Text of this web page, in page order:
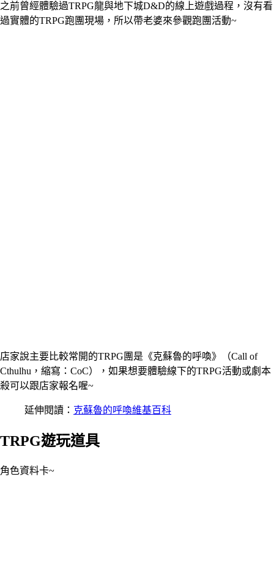
之前曾經體驗過TRPG龍與地下城D&D的線上遊戲過程，沒有看
過實體的TRPG跑團現場，所以帶老婆來參觀跑團活動~
店家說主要比較常開的TRPG團是《克蘇魯的呼喚》（Call of
Cthulhu，縮寫：CoC），如果想要體驗線下的TRPG活動或劇本
殺可以跟店家報名喔~
延伸閱讀： 克蘇魯的呼喚維基百科
TRPG遊玩道具
角色資料卡~